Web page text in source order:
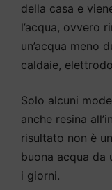
della casa e
l’acqua, ovvero
un’acqua meno
caldaie,
Solo alcuni
anche resina
risultato non è
buona acqua
i giorni.